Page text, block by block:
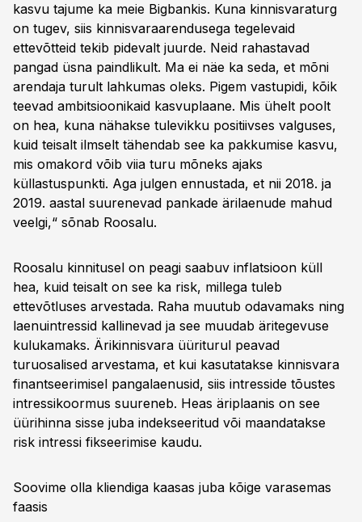
kasvu tajume ka meie Bigbankis. Kuna kinnisvaraturg
on tugev, siis kinnisvaraarendusega tegelevaid
ettevõtteid tekib pidevalt juurde. Neid rahastavad
pangad üsna paindlikult. Ma ei näe ka seda, et mõni
arendaja turult lahkumas oleks. Pigem vastupidi, kõik
teevad ambitsioonikaid kasvuplaane. Mis ühelt poolt
on hea, kuna nähakse tulevikku positiivses valguses,
kuid teisalt ilmselt tähendab see ka pakkumise kasvu,
mis omakord võib viia turu mõneks ajaks
küllastuspunkti. Aga julgen ennustada, et nii 2018. ja
2019. aastal suurenevad pankade ärilaenude mahud
veelgi,“ sõnab Roosalu.
Roosalu kinnitusel on peagi saabuv inflatsioon küll
hea, kuid teisalt on see ka risk, millega tuleb
ettevõtluses arvestada. Raha muutub odavamaks ning
laenuintressid kallinevad ja see muudab äritegevuse
kulukamaks. Ärikinnisvara üüriturul peavad
turuosalised arvestama, et kui kasutatakse kinnisvara
finantseerimisel pangalaenusid, siis intresside tõustes
intressikoormus suureneb. Heas äriplaanis on see
üürihinna sisse juba indekseeritud või maandatakse
risk intressi fikseerimise kaudu.
Soovime olla kliendiga kaasas juba kõige varasemas
faasis